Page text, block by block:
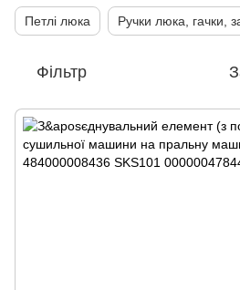
Петлі люка Ручки люка, гачки,
Фільтр